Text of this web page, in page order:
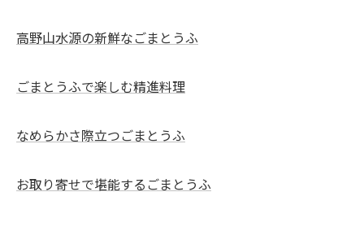
高野山水源の新鮮なごまとうふ
ごまとうふで楽しむ精進料理
なめらかさ際立つごまとうふ
お取り寄せで堪能するごまとうふ